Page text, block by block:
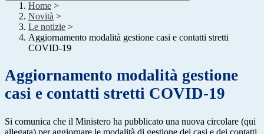
Home >
Novità >
Le notizie >
Aggiornamento modalità gestione casi e contatti stretti
COVID-19
Aggiornamento modalità gestione
casi e contatti stretti COVID-19
Si comunica che il Ministero ha pubblicato una nuova circolare (qui
allegata) per aggiornare le modalità di gestione dei casi e dei contatti